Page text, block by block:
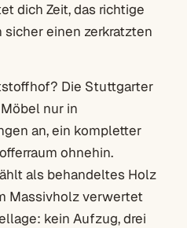
dich Zeit, das richtige
einen zerkratzten
Die Stuttgarter
nur in
an, ein kompletter
ohnehin.
als behandeltes Holz
Massivholz verwertet
kein Aufzug, drei